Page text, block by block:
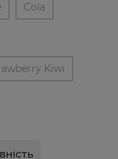
Cola
Kiwi